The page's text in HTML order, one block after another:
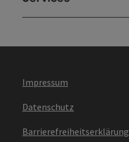
Impressum
Datenschutz
Barrierefreiheitserklärung